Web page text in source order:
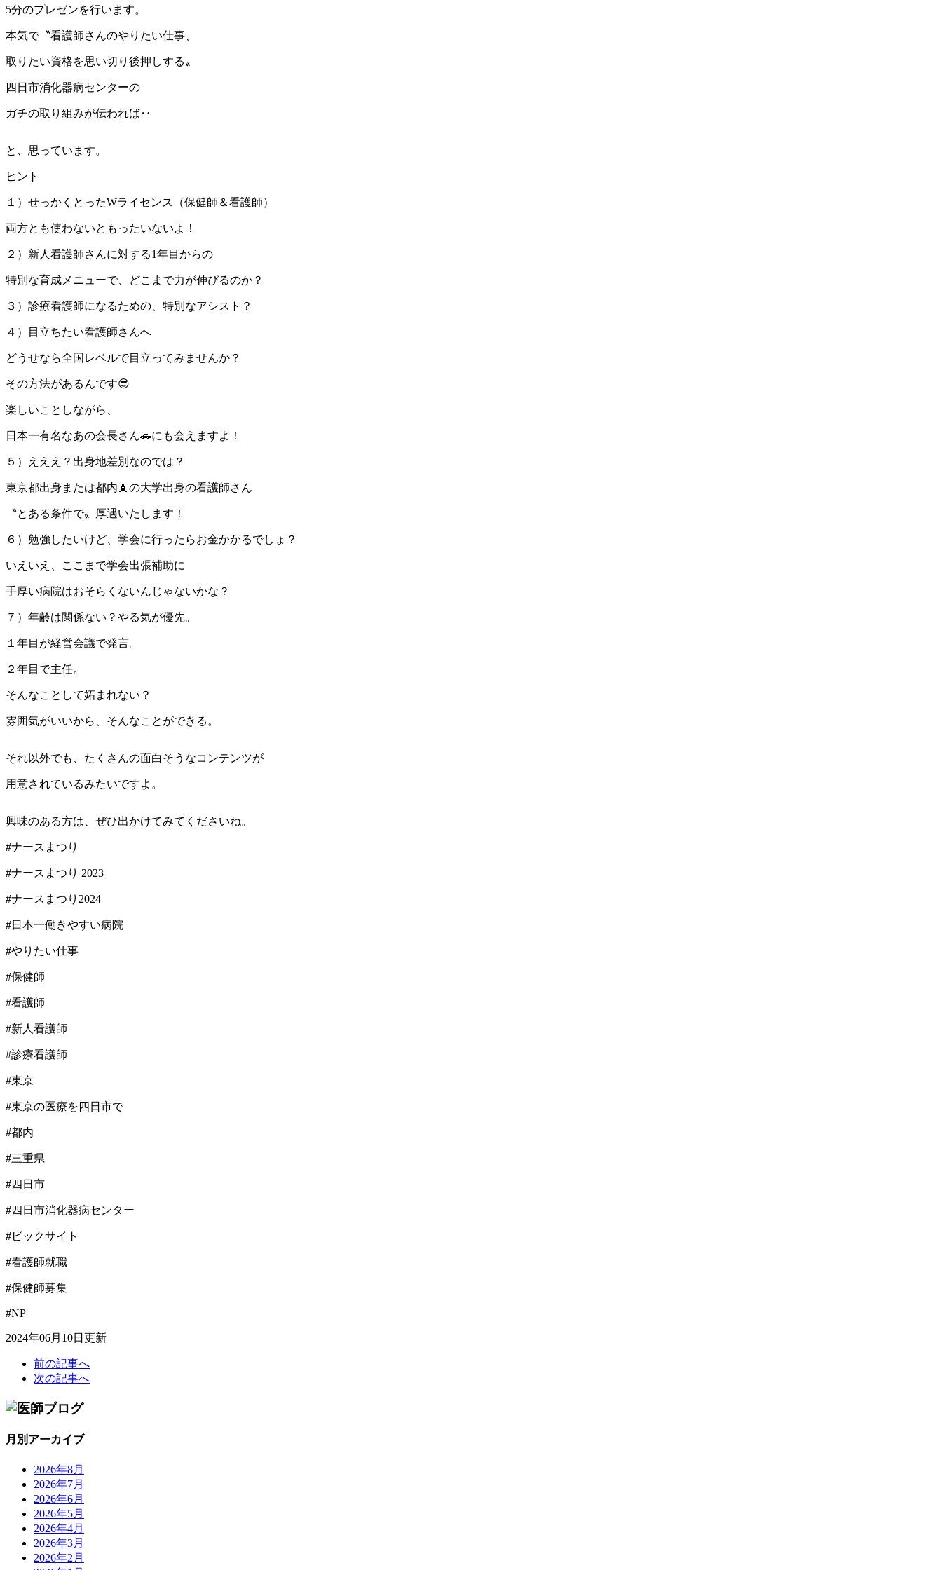
5分のプレゼンを行います。
本気で〝看護師さんのやりたい仕事、
取りたい資格を思い切り後押しする〟
四日市消化器病センターの
ガチの取り組みが伝われば‥
と、思っています。
ヒント
１）せっかくとったWライセンス（保健師＆看護師）
両方とも使わないともったいないよ！
２）新人看護師さんに対する1年目からの
特別な育成メニューで、どこまで力が伸びるのか？
３）診療看護師になるための、特別なアシスト？
４）目立ちたい看護師さんへ
どうせなら全国レベルで目立ってみませんか？
その方法があるんです😎
楽しいことしながら、
日本一有名なあの会長さん🚗にも会えますよ！
５）えええ？出身地差別なのでは？
東京都出身または都内🗼の大学出身の看護師さん
〝とある条件で〟厚遇いたします！
６）勉強したいけど、学会に行ったらお金かかるでしょ？
いえいえ、ここまで学会出張補助に
手厚い病院はおそらくないんじゃないかな？
７）年齢は関係ない？やる気が優先。
１年目が経営会議で発言。
２年目で主任。
そんなことして妬まれない？
雰囲気がいいから、そんなことができる。
それ以外でも、たくさんの面白そうなコンテンツが
用意されているみたいですよ。
興味のある方は、ぜひ出かけてみてくださいね。
#ナースまつり
#ナースまつり 2023
#ナースまつり2024
#日本一働きやすい病院
#やりたい仕事
#保健師
#看護師
#新人看護師
#診療看護師
#東京
#東京の医療を四日市で
#都内
#三重県
#四日市
#四日市消化器病センター
#ビックサイト
#看護師就職
#保健師募集
#NP
2024年06月10日更新
前の記事へ
次の記事へ
月別アーカイブ
2026年8月
2026年7月
2026年6月
2026年5月
2026年4月
2026年3月
2026年2月